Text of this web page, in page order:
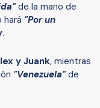
de la mano de
hará "Por un
.
y Juank, mientras
"Venezuela"de